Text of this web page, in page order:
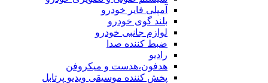
آمپلی فایر خودرو
بلند گوی خودرو
لوازم جانبی خودرو
ضبط کننده صدا
رادیو
هدفون،هدست و میکروفن
پخش کننده موسیقی ویدیو پرتابل